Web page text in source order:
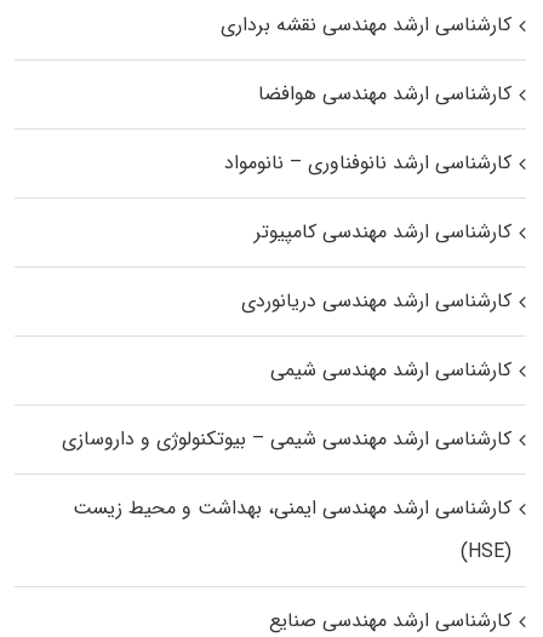
کارشناسی ارشد مهندسی نقشه برداری
کارشناسی ارشد مهندسی هوافضا
کارشناسی ارشد نانوفناوری – نانومواد
کارشناسی ارشد مهندسی کامپیوتر
کارشناسی ارشد مهندسی دریانوردی
کارشناسی ارشد مهندسی شیمی
کارشناسی ارشد مهندسی شیمی – بیوتکنولوژی و داروسازی
کارشناسی ارشد مهندسی ایمنی، بهداشت و محیط زیست
(HSE)
کارشناسی ارشد مهندسی صنایع